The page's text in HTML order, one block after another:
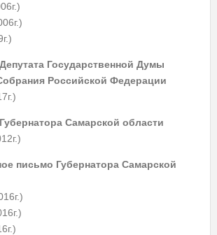
Государственной Думы
Российской Федерации
Самарской области
письмо Губернатора Самарской